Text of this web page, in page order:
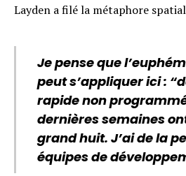
Layden a filé la métaphore
Je pense que
peut s’appliquer ici :
rapide non
dernières semaines
grand huit. J’ai de la
équipes de